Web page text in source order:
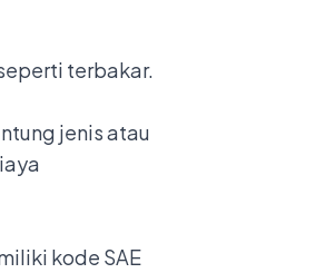
terbakar.
jenis atau
kode SAE